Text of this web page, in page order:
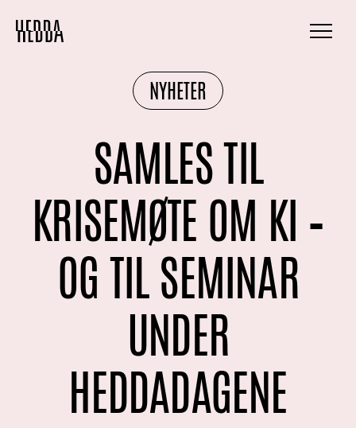
NYHETER
SAMLES TIL
KRISEMØTE OM KI –
OG TIL SEMINAR
UNDER
HEDDADAGENE